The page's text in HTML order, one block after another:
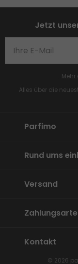
Jetzt
Alles über die
Mehr
Parfimo
Rund ums
Versand
Kontakt
© 2026